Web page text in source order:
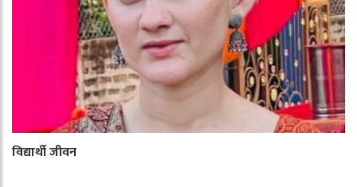
विद्यार्थी जीवन